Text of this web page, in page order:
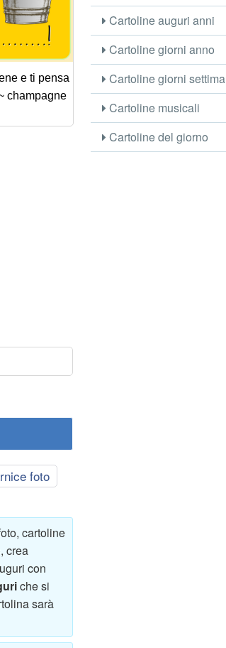
e ti pensa
champagne
foto
cartoline
crea
con
che si
sarà
Cartoline auguri anni
Cartoline giorni anno
Cartoline giorni
Cartoline musicali
Cartoline del giorno